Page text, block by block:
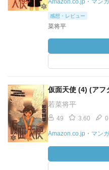
Amazon.co.jp・マンガ
感想・レビュー
菜将平
仮面天使 (4) (アフ
若菜将平
49 3.60 0
Amazon.co.jp・マンガ